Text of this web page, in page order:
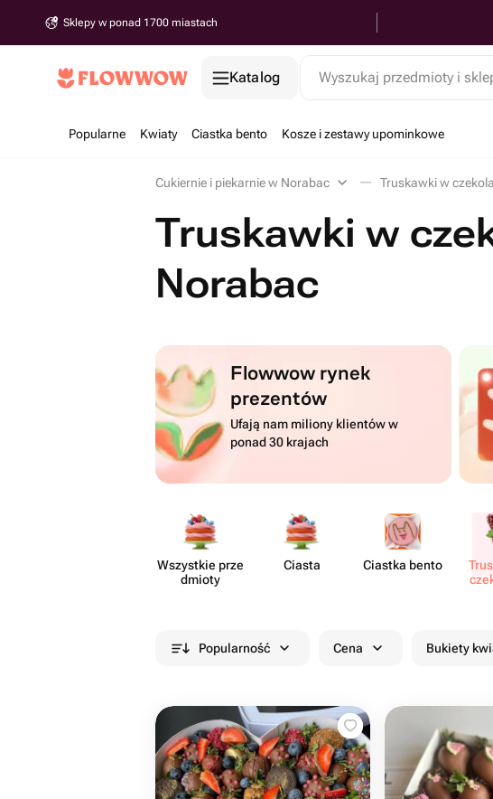
Sklepy w ponad 1700 miastach
Katalog Wyszukaj przedmioty i
Popularne Kwiaty Ciastka bento Kosze i zestawy upominkowe
Cukiernie i piekarnie w Norabac Truskawki w
Truskawki w
Norabac
Flowwow rynek
prezentów
Ufają nam miliony klientów w
ponad 30 krajach
Wszystkie prze​
dmioty
Ciasta Ciastka bento
Popularność Cena Bukiety